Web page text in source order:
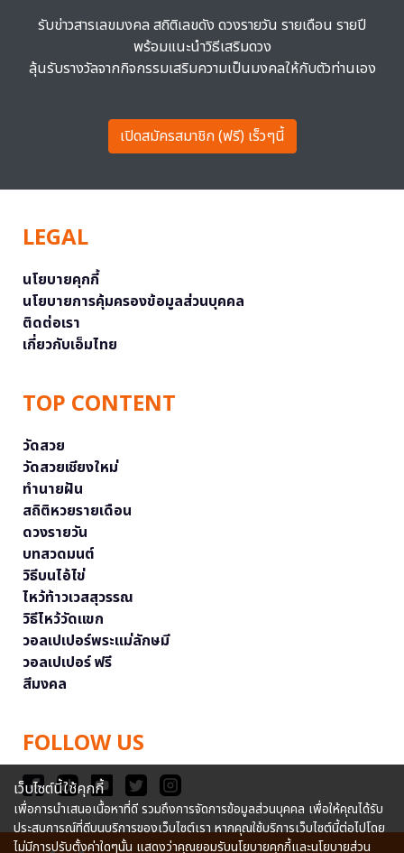
รับข่าวสารเลขมงคล สถิติเลขดัง ดวงรายวัน รายเดือน รายปี
พร้อมแนะนำวิธีเสริมดวง
ลุ้นรับรางวัลจากกิจกรรมเสริมความเป็นมงคลให้กับตัวท่านเอง
เปิดสมัครสมาชิก (ฟรี) เร็วๆนี้
LEGAL
นโยบายคุกกี้
นโยบายการคุ้มครองข้อมูลส่วนบุคคล
ติดต่อเรา
เกี่ยวกับเอ็มไทย
TOP CONTENT
วัดสวย
วัดสวยเชียงใหม่
ทำนายฝัน
สถิติหวยรายเดือน
ดวงรายวัน
บทสวดมนต์
วิธีบนไอ้ไข่
ไหว้ท้าวเวสสุวรรณ
วิธีไหว้วัดแขก
วอลเปเปอร์พระแม่ลักษมี
วอลเปเปอร์ ฟรี
สีมงคล
FOLLOW US
เว็บไซต์นี้ใช้คุกกี้
เพื่อการนำเสนอเนื้อหาที่ดี รวมถึงการจัดการข้อมูลส่วนบุคคล เพื่อให้คุณได้รับ
ประสบการณ์ที่ดีบนบริการของเว็บไซต์เรา หากคุณใช้บริการเว็บไซต์นี้ต่อไปโดย
ไม่มีการปรับตั้งค่าใดๆนั้น แสดงว่าคุณยอมรับนโยบายคุกกี้และนโยบายส่วน